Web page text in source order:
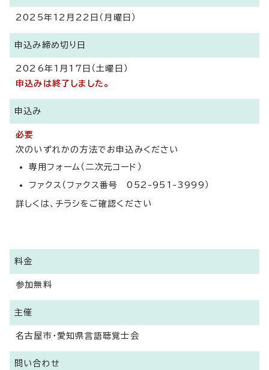
2025年12月22日（月曜日）
申込み締め切り日
2026年1月17日（土曜日）
申込みは終了しました。
申込み
必要
次のいずれかの方法でお申込みください
専用フォーム（二次元コード）
ファクス（ファクス番号 052-951-3999）
詳しくは、チラシをご確認ください
料金
参加無料
主催
名古屋市・愛知県言語聴覚士会
問い合わせ